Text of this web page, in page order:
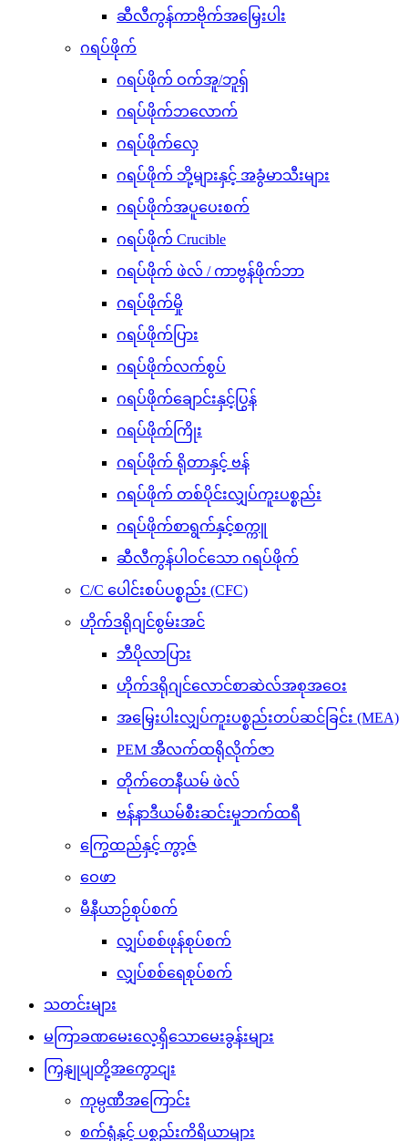
ဆီလီကွန်ကာဗိုက်အမြှေးပါး
ဂရပ်ဖိုက်
ဂရပ်ဖိုက် ဝက်အူ/ဘူရှ်
ဂရပ်ဖိုက်ဘလောက်
ဂရပ်ဖိုက်လှေ
ဂရပ်ဖိုက် ဘို့များနှင့် အခွံမာသီးများ
ဂရပ်ဖိုက်အပူပေးစက်
ဂရပ်ဖိုက် Crucible
ဂရပ်ဖိုက် ဖဲလ် / ကာဗွန်ဖိုက်ဘာ
ဂရပ်ဖိုက်မှို
ဂရပ်ဖိုက်ပြား
ဂရပ်ဖိုက်လက်စွပ်
ဂရပ်ဖိုက်ချောင်းနှင့်ပြွန်
ဂရပ်ဖိုက်ကြိုး
ဂရပ်ဖိုက် ရိုတာနှင့် ဗန်
ဂရပ်ဖိုက် တစ်ပိုင်းလျှပ်ကူးပစ္စည်း
ဂရပ်ဖိုက်စာရွက်နှင့်စက္ကူ
ဆီလီကွန်ပါဝင်သော ဂရပ်ဖိုက်
C/C ပေါင်းစပ်ပစ္စည်း (CFC)
ဟိုက်ဒရိုဂျင်စွမ်းအင်
ဘီပိုလာပြား
ဟိုက်ဒရိုဂျင်လောင်စာဆဲလ်အစုအဝေး
အမြှေးပါးလျှပ်ကူးပစ္စည်းတပ်ဆင်ခြင်း (MEA)
PEM အီလက်ထရိုလိုက်ဇာ
တိုက်တေနီယမ် ဖဲလ်
ဗန်နာဒီယမ်စီးဆင်းမှုဘက်ထရီ
ကြွေထည်နှင့် ကွာ့ဇ်
ဝေဖာ
မီနီယာဉ်စုပ်စက်
လျှပ်စစ်ဖုန်စုပ်စက်
လျှပ်စစ်ရေစုပ်စက်
သတင်းများ
မကြာခဏမေးလေ့ရှိသောမေးခွန်းများ
ကြှနျုပျတို့အကွောငျး
ကုမ္ပဏီအကြောင်း
စက်ရုံနှင့် ပစ္စည်းကိရိယာများ